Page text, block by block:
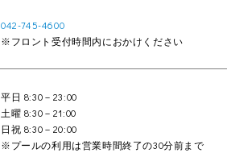
042-745-4600
※フロント受付時間内におかけください
平日 8:30－23:00
土曜 8:30－21:00
日祝 8:30－20:00
※プールの利用は営業時間終了の30分前まで